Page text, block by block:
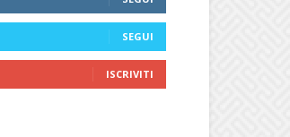
SEGUI
ISCRIVITI